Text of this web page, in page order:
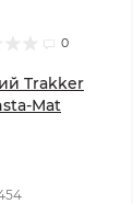
0
Trakker
Mat